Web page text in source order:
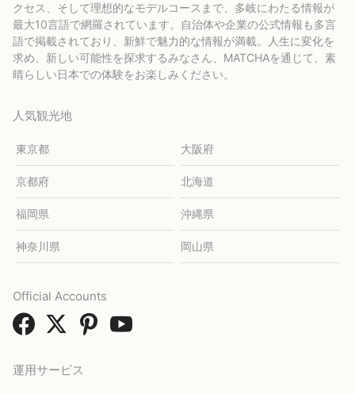
クセス、そして理想的なモデルコースまで、多岐にわたる情報が
最大10言語で網羅されています。自治体や企業の公式情報も多言
語で掲載されており、新鮮で魅力的な情報が満載。人生に変化を
求め、新しい可能性を探求するみなさん、MATCHAを通じて、素
晴らしい日本での体験をお楽しみください。
人気観光地
東京都 大阪府
京都府 北海道
福岡県 沖縄県
神奈川県 岡山県
運用サービス
Official Accounts